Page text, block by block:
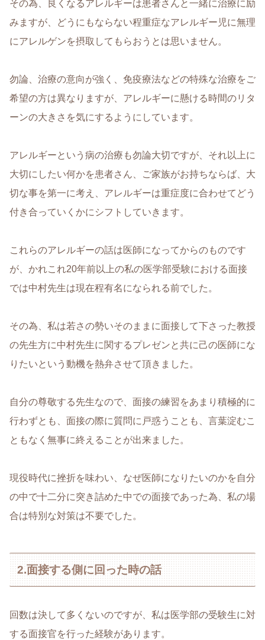
その為、良くなるアレルギーは患者さんと一緒に治療に励
みますが、どうにもならない程重症なアレルギー児に無理
にアレルゲンを摂取してもらおうとは思いません。
勿論、治療の意向が強く、免疫療法などの特殊な治療をご
希望の方は異なりますが、アレルギーに懸ける時間のリタ
ーンの大きさを気にするようにしています。
アレルギーという病の治療も勿論大切ですが、それ以上に
大切にしたい何かを患者さん、ご家族がお持ちならば、大
切な事を第一に考え、アレルギーは重症度に合わせてどう
付き合っていくかにシフトしていきます。
これらのアレルギーの話は医師になってからのものです
が、かれこれ20年前以上の私の医学部受験における面接
では中村先生は現在程有名になられる前でした。
その為、私は若さの勢いそのままに面接して下さった教授
の先生方に中村先生に関するプレゼンと共に己の医師にな
りたいという動機を熱弁させて頂きました。
自分の尊敬する先生なので、面接の練習をあまり積極的に
行わずとも、面接の際に質問に戸惑うことも、言葉淀むこ
ともなく無事に終えることが出来ました。
現役時代に挫折を味わい、なぜ医師になりたいのかを自分
の中で十二分に突き詰めた中での面接であった為、私の場
合は特別な対策は不要でした。
2.面接する側に回った時の話
回数は決して多くないのですが、私は医学部の受験生に対
する面接官を行った経験があります。